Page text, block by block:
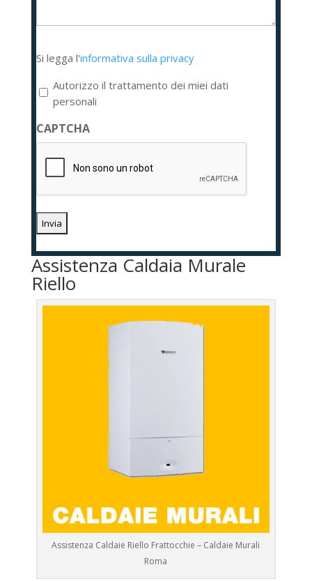
legga
l'informativa
sulla
privacy
*
Si legga l'informativa sulla privacy
Autorizzo il trattamento dei miei dati
personali
CAPTCHA
Assistenza Caldaia Murale
Riello
Assistenza Caldaie Riello Frattocchie – Caldaie Murali
Roma